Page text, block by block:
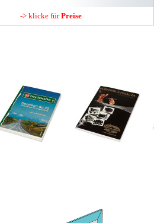
-> klicke fürPreise